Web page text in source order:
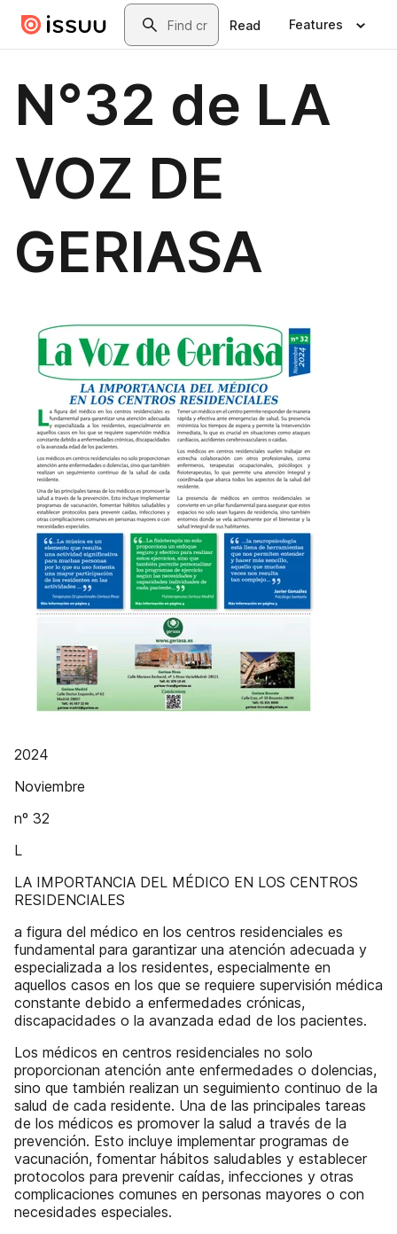
Skip to main contentSearch
Read Features
N°32 de LA
VOZ DE
GERIASA
2024
Noviembre
nº 32
L
LA IMPORTANCIA DEL MÉDICO EN LOS CENTROS
RESIDENCIALES
a figura del médico en los centros residenciales es
fundamental para garantizar una atención adecuada y
especializada a los residentes, especialmente en
aquellos casos en los que se requiere supervisión médica
constante debido a enfermedades crónicas,
discapacidades o la avanzada edad de los pacientes.
Los médicos en centros residenciales no solo
proporcionan atención ante enfermedades o dolencias,
sino que también realizan un seguimiento continuo de la
salud de cada residente. Una de las principales tareas
de los médicos es promover la salud a través de la
prevención. Esto incluye implementar programas de
vacunación, fomentar hábitos saludables y establecer
protocolos para prevenir caídas, infecciones y otras
complicaciones comunes en personas mayores o con
necesidades especiales.